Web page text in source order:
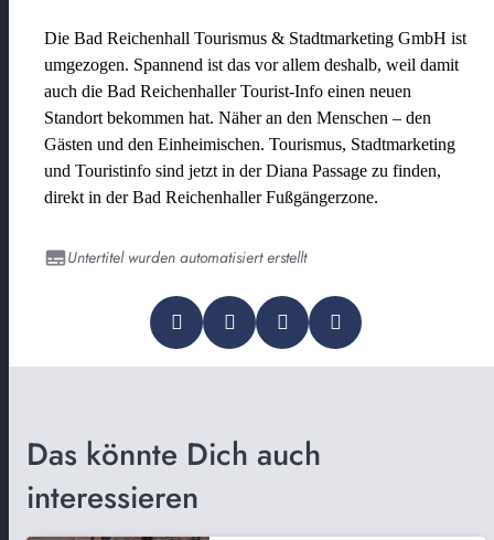
Die Bad Reichenhall Tourismus & Stadtmarketing GmbH ist
umgezogen. Spannend ist das vor allem deshalb, weil damit
auch die Bad Reichenhaller Tourist-Info einen neuen
Standort bekommen hat. Näher an den Menschen – den
Gästen und den Einheimischen. Tourismus, Stadtmarketing
und Touristinfo sind jetzt in der Diana Passage zu finden,
direkt in der Bad Reichenhaller Fußgängerzone.
Untertitel wurden automatisiert erstellt
Das könnte Dich auch
interessieren